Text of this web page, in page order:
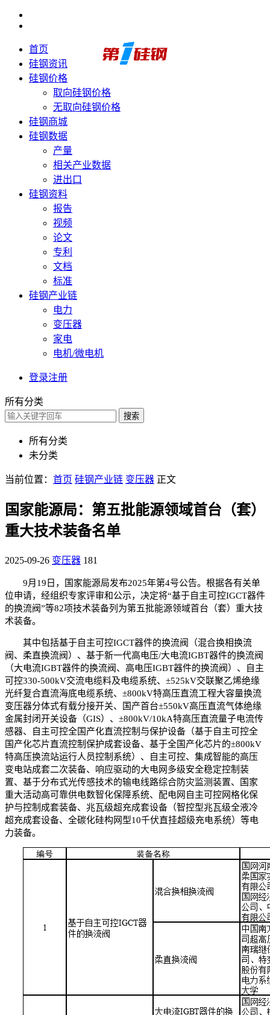
首页
硅钢资讯
硅钢价格
取向硅钢价格
无取向硅钢价格
硅钢商城
硅钢数据
产量
相关产业数据
进出口
硅钢资料
报告
视频
论文
专利
文档
标准
硅钢产业链
电力
变压器
家电
电机/微电机
登录注册
所有分类
搜索
所有分类
未分类
当前位置： 首页 硅钢产业链 变压器 正文
国家能源局：第五批能源领域首台（套）
重大技术装备名单
2025-09-26 变压器 181
9月19日，国家能源局发布2025年第4号公告。根据各有关单
位申请，经组织专家评审和公示，决定将“基于自主可控IGCT器件
的换流阀”等82项技术装备列为第五批能源领域首台（套）重大技
术装备。
其中包括基于自主可控IGCT器件的换流阀（混合换相换流
阀、柔直换流阀）、基于新一代高电压/大电流IGBT器件的换流阀
（大电流IGBT器件的换流阀、高电压IGBT器件的换流阀）、自主
可控330-500kV交流电缆料及电缆系统、±525kV交联聚乙烯绝缘
光纤复合直流海底电缆系统、±800kV特高压直流工程大容量换流
变压器分体式有载分接开关、国产首台±550kV高压直流气体绝缘
金属封闭开关设备（GIS）、±800kV/10kA特高压直流量子电流传
感器、自主可控全国产化直流控制与保护设备（基于自主可控全
国产化芯片直流控制保护成套设备、基于全国产化芯片的±800kV
特高压换流站运行人员控制系统）、自主可控、集成智能的高压
变电站成套二次装备、响应驱动的大电网多级安全稳定控制装
置、基于分布式光传感技术的输电线路综合防灾监测装置、国家
重大活动高可靠供电数智化保障系统、配电网自主可控网格化保
护与控制成套装备、兆瓦级超充成套设备（智控型兆瓦级全液冷
超充成套设备、全碳化硅构网型10千伏直挂超级充电系统）等电
力装备。